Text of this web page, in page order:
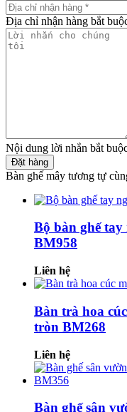
Địa chỉ nhận hàng bắt
Nội dung lời nhắn bắt
Đặt hàng
Bàn ghế mây tương tự
Bộ bàn ghế
BM958
Liên hệ
Bàn trà hoa
tròn BM268
Liên hệ
Bàn ghế sân